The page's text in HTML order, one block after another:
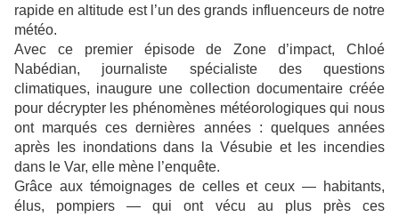
rapide en altitude est l’un des grands influenceurs de notre
météo.
Avec ce premier épisode de Zone d’impact, Chloé
Nabédian, journaliste spécialiste des questions
climatiques, inaugure une collection documentaire créée
pour décrypter les phénomènes météorologiques qui nous
ont marqués ces dernières années : quelques années
après les inondations dans la Vésubie et les incendies
dans le Var, elle mène l’enquête.
Grâce aux témoignages de celles et ceux — habitants,
élus, pompiers — qui ont vécu au plus près ces